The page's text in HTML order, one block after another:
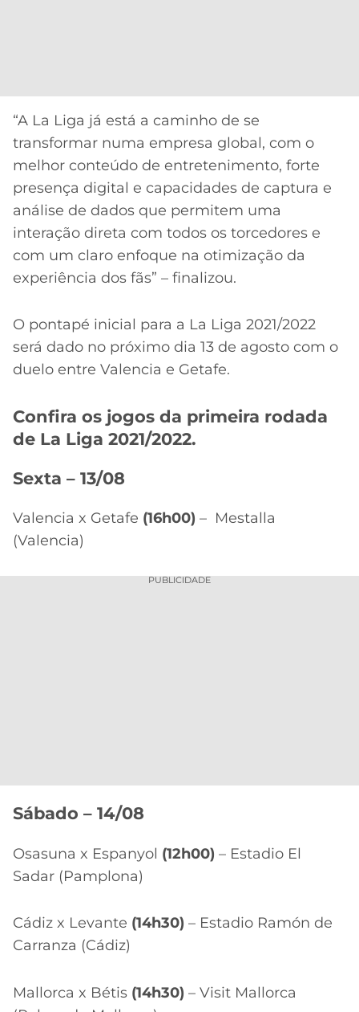
“A La Liga já está a caminho de se
transformar numa empresa global, com o
melhor conteúdo de entretenimento, forte
presença digital e capacidades de captura e
análise de dados que permitem uma
interação direta com todos os torcedores e
com um claro enfoque na otimização da
experiência dos fãs” – finalizou.
O pontapé inicial para a La Liga 2021/2022
será dado no próximo dia 13 de agosto com o
duelo entre Valencia e Getafe.
Confira os jogos da primeira rodada
de La Liga 2021/2022.
Sexta – 13/08
Valencia x Getafe (16h00) – Mestalla
(Valencia)
PUBLICIDADE
Sábado – 14/08
Osasuna x Espanyol (12h00) – Estadio El
Sadar (Pamplona)
Cádiz x Levante (14h30) – Estadio Ramón de
Carranza (Cádiz)
Mallorca x Bétis (14h30) – Visit Mallorca